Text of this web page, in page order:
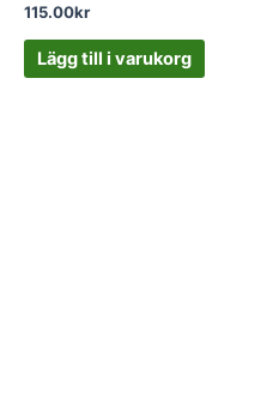
115.00kr
Lägg till i varukorg